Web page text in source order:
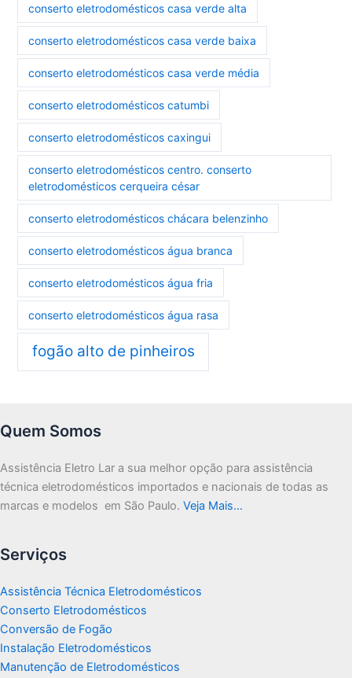
conserto eletrodomésticos casa verde alta
conserto eletrodomésticos casa verde baixa
conserto eletrodomésticos casa verde média
conserto eletrodomésticos catumbi
conserto eletrodomésticos caxingui
conserto eletrodomésticos centro. conserto
eletrodomésticos cerqueira césar
conserto eletrodomésticos chácara belenzinho
conserto eletrodomésticos água branca
conserto eletrodomésticos água fria
conserto eletrodomésticos água rasa
fogão alto de pinheiros
Quem Somos
Assistência Eletro Lar a sua melhor opção para assistência
técnica eletrodomésticos importados e nacionais de todas as
marcas e modelos em São Paulo. Veja Mais…
Serviços
Assistência Técnica Eletrodomésticos
Conserto Eletrodomésticos
Conversão de Fogão
Instalação Eletrodomésticos
Manutenção de Eletrodomésticos